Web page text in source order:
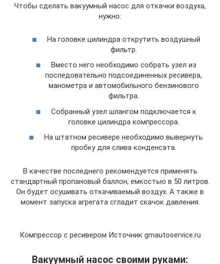
Чтобы сделать вакуумный насос для откачки воздуха,
нужно:
На головке цилиндра открутить воздушный
фильтр.
Вместо него необходимо собрать узел из
последовательно подсоединенных ресивера,
манометра и автомобильного бензинового
фильтра.
Собранный узел шлангом подключается к
головке цилиндра компрессора.
На штатном ресивере необходимо вывернуть
пробку для слива конденсата.
В качестве последнего рекомендуется применять
стандартный пропановый баллон, емкостью в 50 литров.
Он будет осушивать откачиваемый воздух. А также в
момент запуска агрегата сгладит скачок давления.
Компрессор с ресивером Источник gmautoservice.ru
Вакуумный насос своими руками: